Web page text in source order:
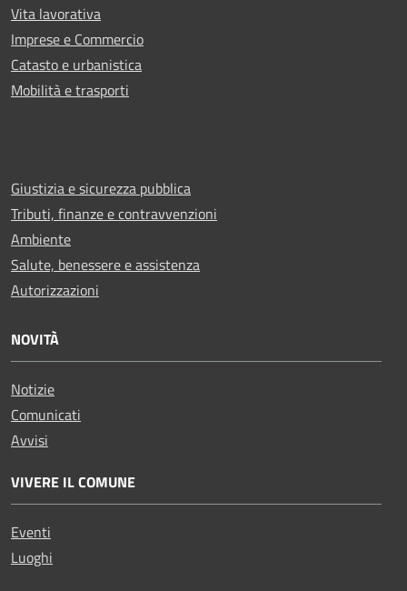
Vita lavorativa
Imprese e Commercio
Catasto e urbanistica
Mobilità e trasporti
Giustizia e sicurezza pubblica
Tributi, finanze e contravvenzioni
Ambiente
Salute, benessere e assistenza
Autorizzazioni
NOVITÀ
Notizie
Comunicati
Avvisi
VIVERE IL COMUNE
Eventi
Luoghi